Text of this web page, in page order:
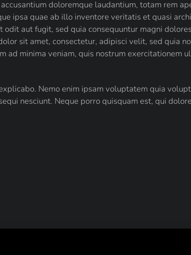
doloremque laudantium, totam rem
ipsa quae ab illo inventore veritatis et quasi
aut fugit, sed quia consequuntur magni
sit amet, consectetur, adipisci velit, sed quia
minima veniam, quis nostrum exercitationem
Nemo enim ipsam voluptatem quia
nesciunt. Neque porro quisquam est, qui